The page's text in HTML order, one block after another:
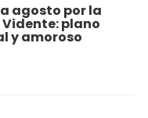
agosto por la
plano
y amoroso